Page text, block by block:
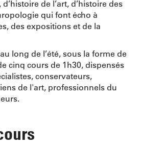
de l’art, d’histoire des
qui font écho à
des expositions et de la
long de l’été, sous la forme de
cinq cours de 1h30, dispensés
conservateurs,
de l'art, professionnels du